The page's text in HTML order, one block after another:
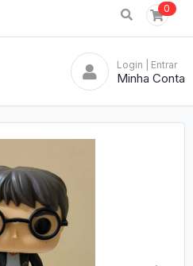
0
Login | Entrar
Minha Conta